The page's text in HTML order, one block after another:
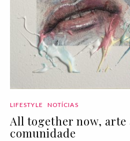
LIFESTYLE NOTÍCIAS
All together now, arte
comunidade